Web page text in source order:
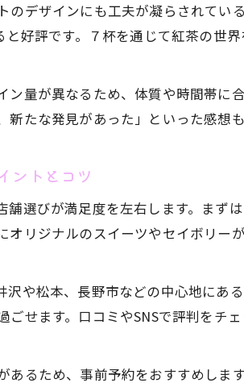
旬の素材を活かしたアフタヌーンテ
デザインにも工夫が凝らされてい
好評です。７杯を通じて紅茶の世
量が異なるため、体質や時間帯に
たな発見があった」といった感想も
ントとコツ
選びが満足度を左右します。まず
オリジナルのスイーツやセイボリ
や松本、長野市などの中心地にあ
せます。口コミやSNSで評判をチ
あるため、事前予約をおすすめし